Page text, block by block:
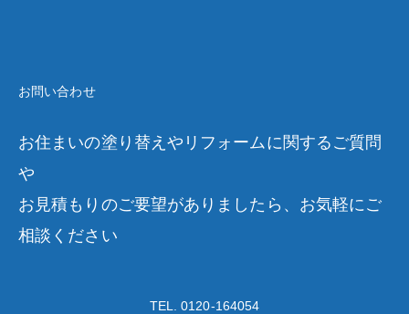
お問い合わせ
お住まいの塗り替えやリフォームに関するご質問
や
お見積もりのご要望がありましたら、お気軽にご
相談ください
TEL. 0120-164054